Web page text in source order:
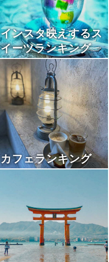
インスタ映えするス
イーツランキング
カフェランキング